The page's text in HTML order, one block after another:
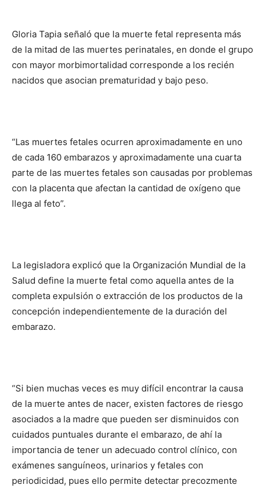
Gloria Tapia señaló que la muerte fetal representa más
de la mitad de las muertes perinatales, en donde el grupo
con mayor morbimortalidad corresponde a los recién
nacidos que asocian prematuridad y bajo peso.
“Las muertes fetales ocurren aproximadamente en uno
de cada 160 embarazos y aproximadamente una cuarta
parte de las muertes fetales son causadas por problemas
con la placenta que afectan la cantidad de oxígeno que
llega al feto”.
La legisladora explicó que la Organización Mundial de la
Salud define la muerte fetal como aquella antes de la
completa expulsión o extracción de los productos de la
concepción independientemente de la duración del
embarazo.
“Si bien muchas veces es muy difícil encontrar la causa
de la muerte antes de nacer, existen factores de riesgo
asociados a la madre que pueden ser disminuidos con
cuidados puntuales durante el embarazo, de ahí la
importancia de tener un adecuado control clínico, con
exámenes sanguíneos, urinarios y fetales con
periodicidad, pues ello permite detectar precozmente